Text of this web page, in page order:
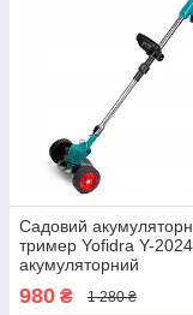
Садовий
тример Yofidra Y-
акумуляторний
бездротовий тример
трави
980 ₴ 1 280 ₴